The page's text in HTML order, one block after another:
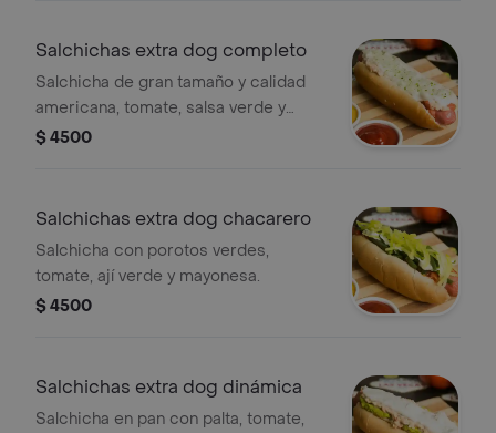
Salchichas extra dog completo
Salchicha de gran tamaño y calidad
americana, tomate, salsa verde y
mayonesa.
$ 4500
Salchichas extra dog chacarero
Salchicha con porotos verdes,
tomate, ají verde y mayonesa.
$ 4500
Salchichas extra dog dinámica
Salchicha en pan con palta, tomate,